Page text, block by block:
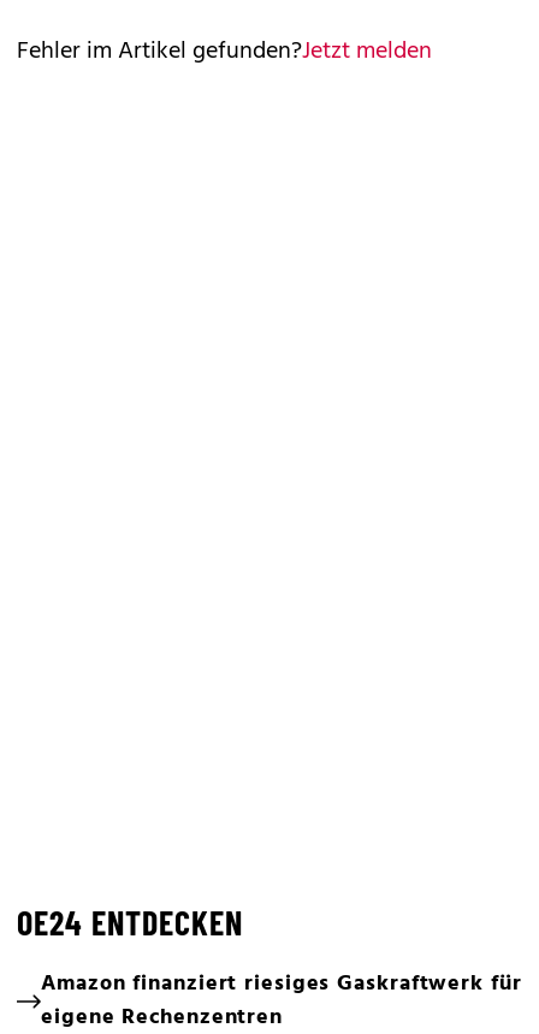
Fehler im Artikel gefunden?Jetzt melden
OE24 ENTDECKEN
Amazon finanziert riesiges Gaskraftwerk für
eigene Rechenzentren